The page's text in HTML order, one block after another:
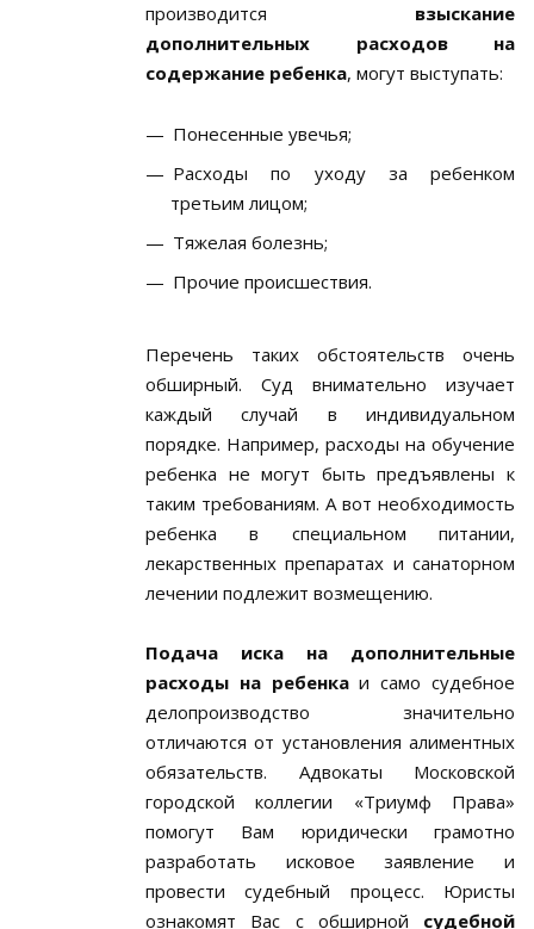
производится взыскание
дополнительных расходов на
содержание ребенка, могут выступать:
Понесенные увечья;
Расходы по уходу за ребенком
третьим лицом;
Тяжелая болезнь;
Прочие происшествия.
Перечень таких обстоятельств очень
обширный. Суд внимательно изучает
каждый случай в индивидуальном
порядке. Например, расходы на обучение
ребенка не могут быть предъявлены к
таким требованиям. А вот необходимость
ребенка в специальном питании,
лекарственных препаратах и санаторном
лечении подлежит возмещению.
Подача иска на дополнительные
расходы на ребенкаи само судебное
делопроизводство значительно
отличаются от установления алиментных
обязательств. Адвокаты Московской
городской коллегии «Триумф Права»
помогут Вам юридически грамотно
разработать исковое заявление и
провести судебный процесс. Юристы
ознакомят Вас с обширной судебной